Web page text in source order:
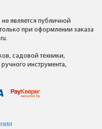
является публичной
при оформлении заказа
садовой техники,
инструмента,